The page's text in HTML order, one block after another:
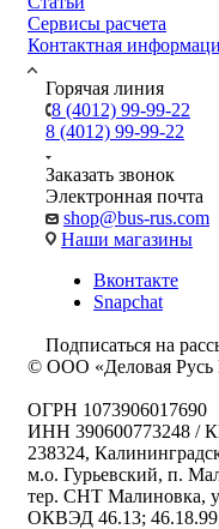
Сервисы расчета
Контактная
Горячая линия
8 (4012) 99-99-22
8 (4012) 99-99-22
Заказать звонок
Электронная почта
shop@bus-rus.com
Наши магазины
Вконтакте
Snapchat
Подписаться на
© ООО «Деловая Русь
ОГРН 1073906017690
ИНН 390600773248 /
238324,
м.о. Гурьевский, п.
тер. СНТ Малиновка,
ОКВЭД 46.13;